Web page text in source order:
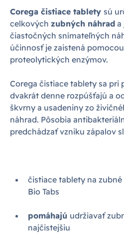
Corega čistiace tablety sú
celkových zubných náhrad a
čiastočných snímateľných
účinnosť je zaistená
proteolytických enzýmov.
Corega čistiace tablety sa pri
dvakrát denne rozpúšťajú a
škvrny a usadeniny zo
náhrad. Pôsobia
predchádzať vzniku zápalov
čistiace tablety na
Bio Tabs
pomáhajú udržiavať
najčistejšiu